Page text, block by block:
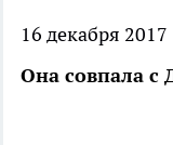
16 декабря 2017
Она совпала с